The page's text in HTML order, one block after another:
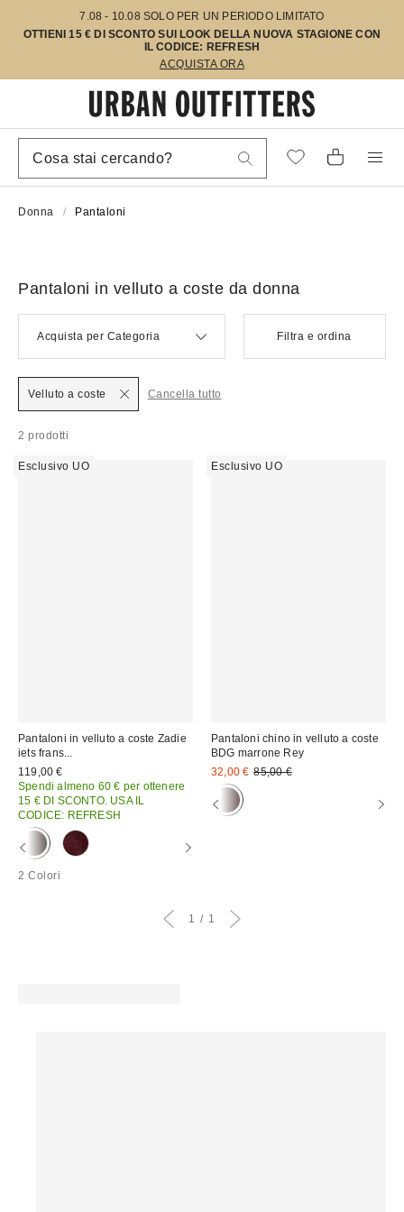
7.08 - 10.08 SOLO PER UN PERIODO LIMITATO
OTTIENI 15 € DI SCONTO SUI LOOK DELLA NUOVA STAGIONE CON
IL CODICE: REFRESH
ACQUISTA ORA
Donna Pantaloni
Pantaloni in velluto a coste da donna
Acquista per Categoria Filtra e ordina
2 prodotti
Velluto a coste Cancella tutto
Esclusivo UO
Pantaloni in velluto a coste Zadie
iets frans...
119,00 €
Spendi almeno 60 € per ottenere
15 € DI SCONTO. USA IL
CODICE: REFRESH
2 Colori
Esclusivo UO
Pantaloni chino in velluto a coste
BDG marrone Rey
Prezzo
vendita:
32,00 € Prezzo
85,00 €
1 1